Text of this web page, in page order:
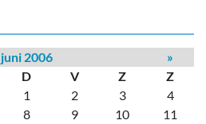
juni 2006
»
D V Z
Z
1
2 3
4
8 9 10
11